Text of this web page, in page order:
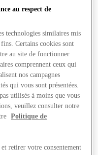
au respect de
technologies similaires mis
Certains cookies sont
au site de fonctionner
comprennent ceux qui
nos campagnes
qui vous sont présentées.
utilisés à moins que vous
veuillez consulter notre
Politique de
retirer votre consentement